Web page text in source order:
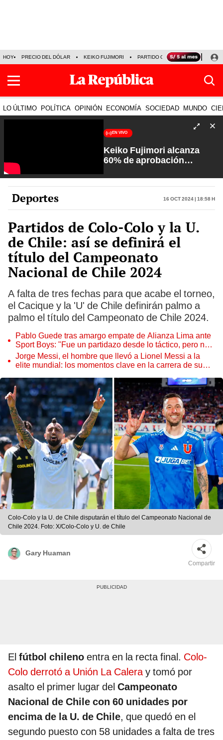
HOY PRECIO DEL DÓLAR KEIKO FUJIMORI PARTIDO OBRAS ARMONÍA 10
LO ÚLTIMO POLÍTICA OPINIÓN ECONOMÍA SOCIEDAD MUNDO
EN VIVO
Keiko Fujimori alcanza
60% de aprobación
Rosa María Palacios
Deportes 16 Oct 2024 | 18:58 h
Partidos de Colo-Colo y la U.
de Chile: así se definirá el
título del Campeonato
Nacional de Chile 2024
A falta de tres fechas para que acabe el torneo,
el Cacique y la 'U' de Chile definirán palmo a
palmo el título del Campeonato de Chile 2024.
Pablo Guede tras amargo empate de Alianza Lima ante
Sport Boys: "Fue un partidazo desde lo táctico, pero no
jugamos bien"
Jorge Messi, el hombre que llevó a Lionel Messi a la
elite mundial: los momentos clave en la carrera de su
Colo-Colo y la U. de Chile disputarán el título del Campeonato Nacional de
Chile 2024. Foto: X/Colo-Colo y U. de Chile
Gary Huaman
Compartir
El fútbol chileno entra en la recta final. Colo-
Colo derrotó a Unión La Caleray tomó por
asalto el primer lugar del Campeonato
Nacional de Chile con 60 unidades por
encima de la U. de Chile, que quedó en el
segundo puesto con 58 unidades a falta de tres